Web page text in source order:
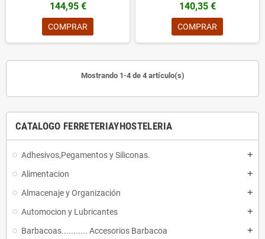
CATALOGO FERRETERIAYHOSTELERIA
Adhesivos,Pegamentos y Siliconas. add
Alimentacion add
Almacenaje y Organización add
Automocion y Lubricantes add
Barbacoas........... Accesorios Barbacoa add
144,95 €
COMPRAR
140,35 €
COMPRAR
Mostrando 1-4 de 4 artículo(s)